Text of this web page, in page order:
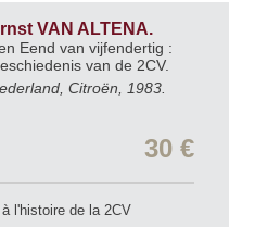
VAN ALTENA.
Eend van vijfendertig :
van de 2CV.
Citroën, 1983.
30 €
l'histoire de la 2CV